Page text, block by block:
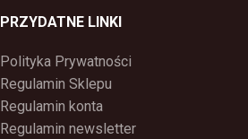
PRZYDATNE LINKI
Polityka Prywatności
Regulamin Sklepu
Regulamin konta
Regulamin newsletter